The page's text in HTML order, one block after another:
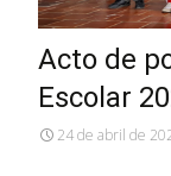
Acto de
Escolar
24 de abril de